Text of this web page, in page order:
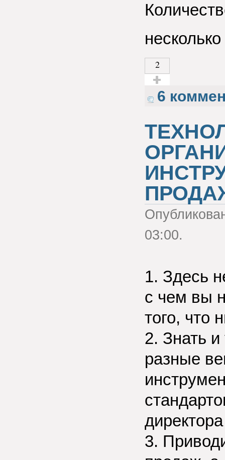
2
Голос за!
6
03:00.
1. Здесь
с чем вы
того, что
2. Знать и
разные
3.